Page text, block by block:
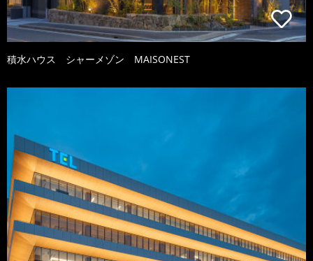
積水ハウス シャーメゾン MAISONEST